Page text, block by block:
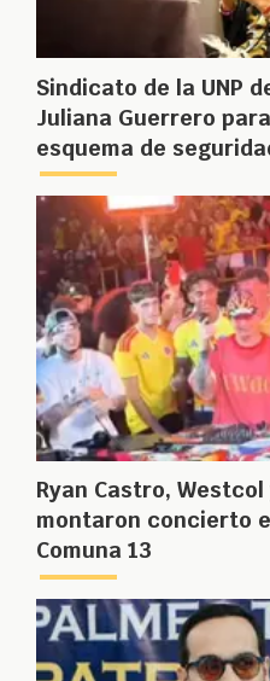
Sindicato de la UNP
Juliana Guerrero
esquema de
Ryan Castro,
montaron concierto
Comuna 13